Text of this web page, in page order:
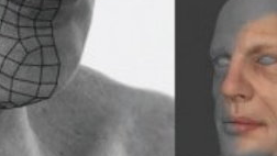
ト
に
続